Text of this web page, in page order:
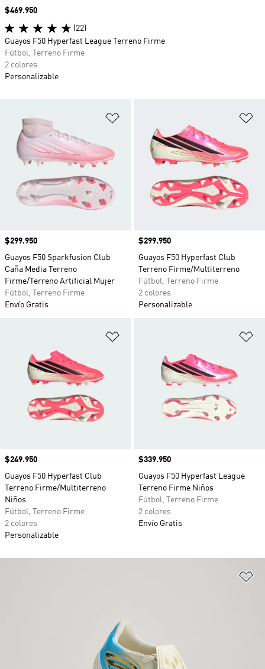
Precio
$299.950
Guayos F50 Sparkfusion Club
Caña Media Terreno
Firme/Terreno Artificial Mujer
Fútbol, Terreno Firme
Envío Gratis
Precio
$299.950
Guayos F50 Hyperfast Club
Terreno Firme/Multiterreno
Fútbol, Terreno Firme
2 colores
Personalizable
Precio
$249.950
Guayos F50 Hyperfast Club
Terreno Firme/Multiterreno
Niños
Fútbol, Terreno Firme
2 colores
Personalizable
Precio
$339.950
Guayos F50 Hyperfast League
Terreno Firme Niños
Fútbol, Terreno Firme
2 colores
Envío Gratis
Precio
$469.950
(22)
Guayos F50 Hyperfast League Terreno Firme
Fútbol, Terreno Firme
2 colores
Personalizable